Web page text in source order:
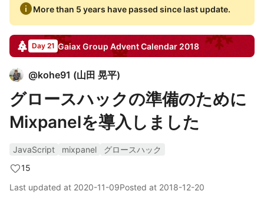
infoMore than 5 years have passed since last update.
Day 21 Gaiax Group Advent Calendar 2018
@kohe91 (山田 晃平)
グロースハックの準備のために
Mixpanelを導入しました
JavaScript mixpanel
グロースハック
15
Last updated at 2020-11-09Posted at 2018-12-20